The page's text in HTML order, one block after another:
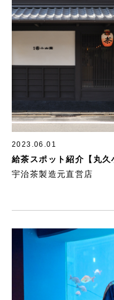
2023.06.01
給茶スポット紹介【丸
宇治茶製造元直営店